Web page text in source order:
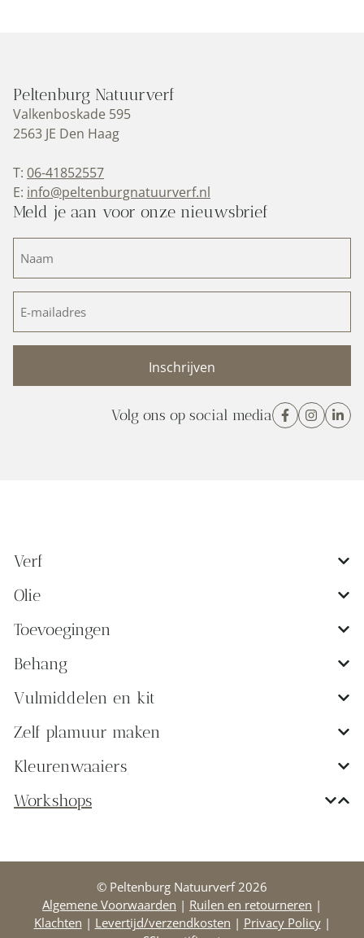
Peltenburg Natuurverf
Valkenboskade 595
2563 JE Den Haag
T: 06-41852557
E: info@peltenburgnatuurverf.nl
Meld je aan voor onze nieuwsbrief
(Vereist)
mailadres
Volg ons op social media
Verf
Olie
Toevoegingen
Behang
Vulmiddelen en kit
Zelf plamuur maken
Kleurenwaaiers
Workshops
© Peltenburg Natuurverf 2026
Algemene Voorwaarden | Ruilen en retourneren |
Klachten | Levertijd/verzendkosten | Privacy Policy|